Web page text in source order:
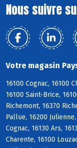
Nous suivre
Votre magasin
16100 Cognac, 16100
16100 Saint-Brice,
Richemont, 16370
Pallue, 16200
Cognac, 16130 Ars,
Charente, 16100